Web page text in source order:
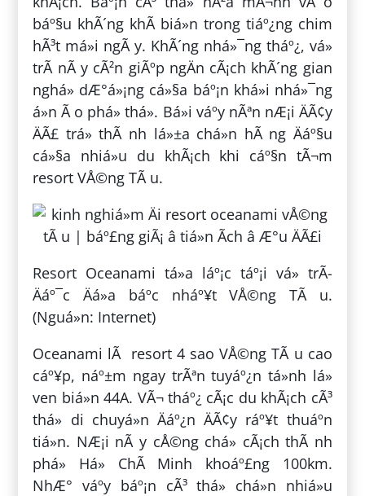
báº§u khÃ´ng khÃ­ biá»n trong tiáº¿ng chim
hÃ³t má»i ngÃ y. KhÃ´ng nhá»¯ng tháº¿, vá»
trÃ­ nÃ y cÃ²n giÃºp ngÄn cÃ¡ch khÃ´ng gian
nghá» dÆ°á»¡ng cá»§a báº¡n khá»i nhá»¯ng
á»n Ã o phá» thá». Bá»i váº­y nÃªn nÆ¡i ÄÃ¢y
ÄÃ£ trá» thÃ nh lá»±a chá»n hÃ ng Äáº§u
cá»§a nhiá»u du khÃ¡ch khi cáº§n tÃ¬m
resort VÅ©ng TÃ u.
Resort Oceanami tá»a láº¡c táº¡i vá» trÃ­
Äáº¯c Äá»a báº­c nháº¥t VÅ©ng TÃ u.
(Nguá»n: Internet)
Oceanami lÃ resort 4 sao VÅ©ng TÃ u cao
cáº¥p, náº±m ngay trÃªn tuyáº¿n tá»nh lá»
ven biá»n 44A. VÃ¬ tháº¿ cÃ¡c du khÃ¡ch cÃ³
thá» di chuyá»n Äáº¿n ÄÃ¢y ráº¥t thuáº­n
tiá»n. NÆ¡i nÃ y cÅ©ng chá» cÃ¡ch thÃ nh
phá» Há» ChÃ­ Minh khoáº£ng 100km.
NhÆ° váº­y báº¡n cÃ³ thá» chá»n nhiá»u